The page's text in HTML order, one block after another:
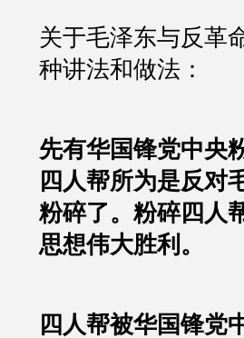
关于毛泽东与反革
种讲法和做法：
先有华国锋党中央
四人帮所为是反对
粉碎了。粉碎四人
思想伟大胜利。
四人帮被华国锋党